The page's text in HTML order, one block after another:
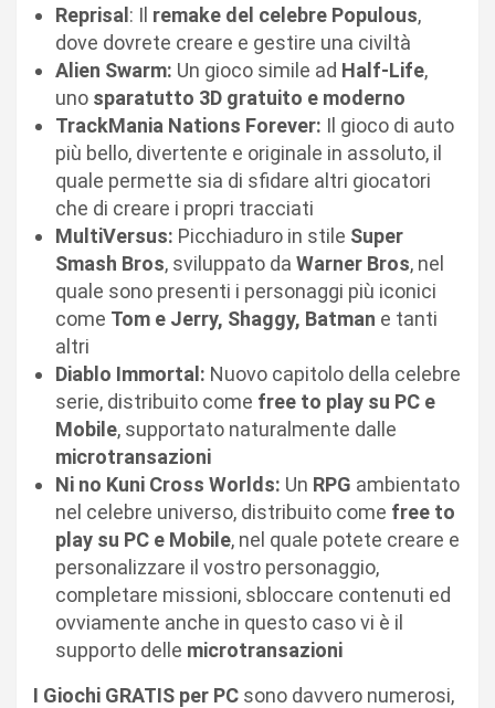
Reprisal: Il remake del celebre Populous,
dove dovrete creare e gestire una civiltà
Alien Swarm: Un gioco simile ad Half-Life,
uno sparatutto 3D gratuito e moderno
TrackMania Nations Forever: Il gioco di auto
più bello, divertente e originale in assoluto, il
quale permette sia di sfidare altri giocatori
che di creare i propri tracciati
MultiVersus: Picchiaduro in stile Super
Smash Bros, sviluppato da Warner Bros, nel
quale sono presenti i personaggi più iconici
come Tom e Jerry, Shaggy, Batman e tanti
altri
Diablo Immortal: Nuovo capitolo della celebre
serie, distribuito come free to play su PC e
Mobile, supportato naturalmente dalle
microtransazioni
Ni no Kuni Cross Worlds: Un RPG ambientato
nel celebre universo, distribuito come free to
play su PC e Mobile, nel quale potete creare e
personalizzare il vostro personaggio,
completare missioni, sbloccare contenuti ed
ovviamente anche in questo caso vi è il
supporto delle microtransazioni
I Giochi GRATIS per PC sono davvero numerosi,